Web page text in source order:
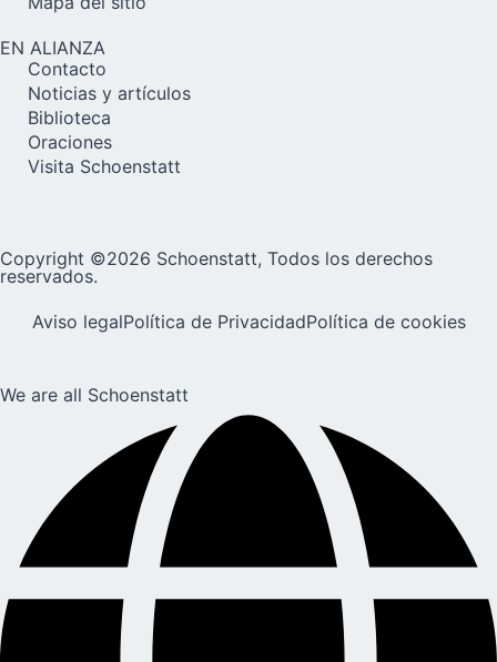
EN ALIANZA
Contacto
Noticias y artículos
Biblioteca
Oraciones
Visita Schoenstatt
Copyright ©2026 Schoenstatt, Todos los derechos
reservados.
Aviso legalPolítica de PrivacidadPolítica de cookies
We are all Schoenstatt